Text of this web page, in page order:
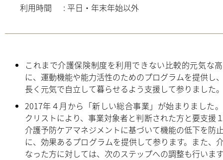
利用時間
: 平日・年末年始以外
これまで介護保険制度を利用できない比較的元気な
に、運動機能や能力活性のためのプログラムを提供し
長く元気で自立して暮らせるよう支援して参りました
2017年４月から「新しい総合事業」が始まりました
クリストにより、事業対象者と判断された方と要支援
介護予防ケアマネジメントに基づいて機能の低下を防
に、効果あるプログラムを提供して参ります。また、
なった方に対しては、次のステップへの調整も行いま